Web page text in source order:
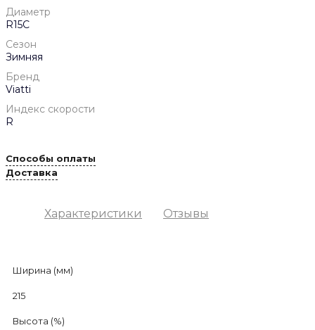
Диаметр
R15C
Сезон
Зимняя
Бренд
Viatti
Индекс скорости
R
Способы оплаты
Доставка
Характеристики Отзывы
Ширина (мм)
215
Высота (%)